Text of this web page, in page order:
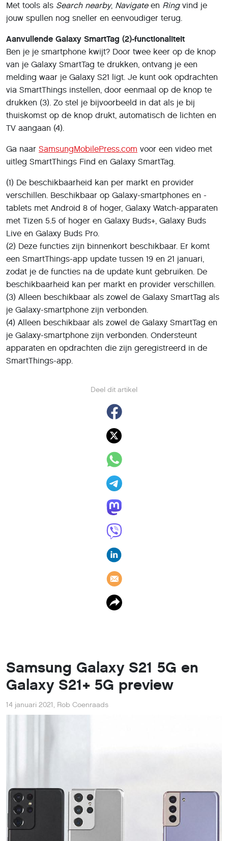
Deel dit artikel
Met tools als Search nearby, Navigateen Ringvind je
jouw spullen nog sneller en eenvoudiger terug.
Aanvullende Galaxy SmartTag (2)-functionaliteit
Ben je je smartphone kwijt? Door twee keer op de knop
van je Galaxy SmartTag te drukken, ontvang je een
melding waar je Galaxy S21 ligt. Je kunt ook opdrachten
via SmartThings instellen, door eenmaal op de knop te
drukken (3). Zo stel je bijvoorbeeld in dat als je bij
thuiskomst op de knop drukt, automatisch de lichten en
TV aangaan (4).
Ga naar SamsungMobilePress.com voor een video met
uitleg SmartThings Find en Galaxy SmartTag.
(1) De beschikbaarheid kan per markt en provider
verschillen. Beschikbaar op Galaxy-smartphones en -
tablets met Android 8 of hoger, Galaxy Watch-apparaten
met Tizen 5.5 of hoger en Galaxy Buds+, Galaxy Buds
Live en Galaxy Buds Pro.
(2) Deze functies zijn binnenkort beschikbaar. Er komt
een SmartThings-app update tussen 19 en 21 januari,
zodat je de functies na de update kunt gebruiken. De
beschikbaarheid kan per markt en provider verschillen.
(3) Alleen beschikbaar als zowel de Galaxy SmartTag als
je Galaxy-smartphone zijn verbonden.
(4) Alleen beschikbaar als zowel de Galaxy SmartTag en
je Galaxy-smartphone zijn verbonden. Ondersteunt
apparaten en opdrachten die zijn geregistreerd in de
SmartThings-app.
Samsung Galaxy S21 5G en
Galaxy S21+ 5G preview
14 januari 2021, Rob Coenraads